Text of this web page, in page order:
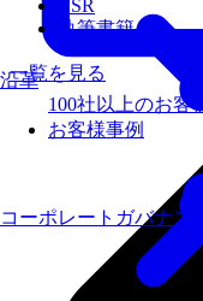
CSR
執筆書籍
一覧を見る
沿革
100社以上のお客
お客様事例
コーポレートガバナンス